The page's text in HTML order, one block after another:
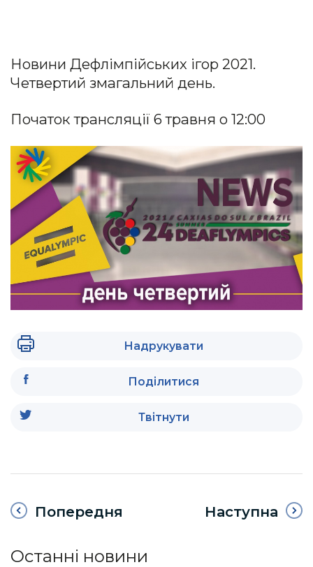
Новини Дефлімпійських ігор 2021.
Четвертий змагальний день.
Початок трансляції 6 травня о 12:00
Надрукувати
Поділитися
Твітнути
Попередня Наступна
Останні новини